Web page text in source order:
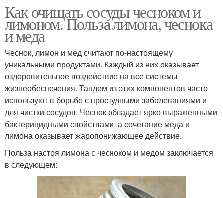
Как очищать сосуды чесноком и
лимоном. Польза лимона, чеснока
и меда
Чеснок, лимон и мед считают по-настоящему
уникальными продуктами. Каждый из них оказывает
оздоровительное воздействие на все системы
жизнеобеспечения. Тандем из этих компонентов часто
используют в борьбе с простудными заболеваниями и
для чистки сосудов. Чеснок обладает ярко выраженными
бактерицидными свойствами, а сочетание меда и
лимона оказывает жаропонижающее действие.
Польза настоя лимона с чесноком и медом заключается
в следующем: